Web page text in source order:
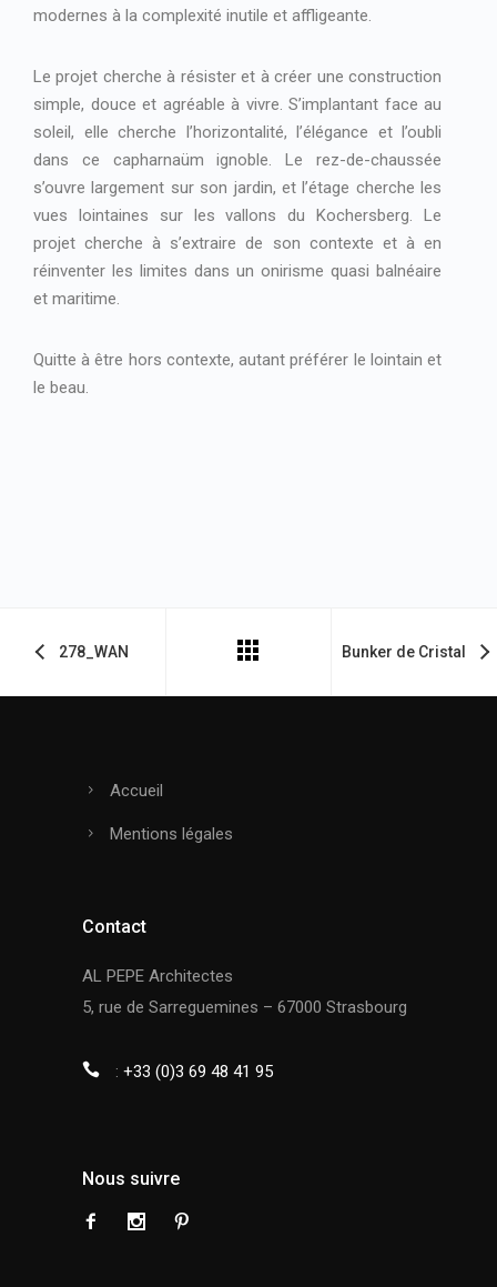
modernes à la complexité inutile et affligeante.
Le projet cherche à résister et à créer une construction
simple, douce et agréable à vivre. S’implantant face au
soleil, elle cherche l’horizontalité, l’élégance et l’oubli
dans ce capharnaüm ignoble. Le rez-de-chaussée
s’ouvre largement sur son jardin, et l’étage cherche les
vues lointaines sur les vallons du Kochersberg. Le
projet cherche à s’extraire de son contexte et à en
réinventer les limites dans un onirisme quasi balnéaire
et maritime.
Quitte à être hors contexte, autant préférer le lointain et
le beau.
278_WAN Bunker de Cristal
Accueil
Mentions légales
Contact
AL PEPE Architectes
5, rue de Sarreguemines – 67000 Strasbourg
: +33 (0)3 69 48 41 95
Nous suivre